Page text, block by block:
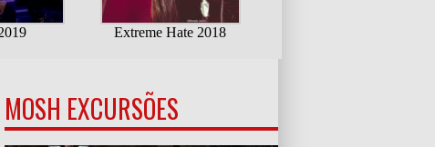
MOSH EXCURSÕES